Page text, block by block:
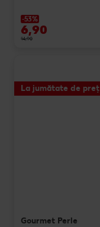
-53%
6,90
14,90
La jumătate de preț
Gourmet Perle